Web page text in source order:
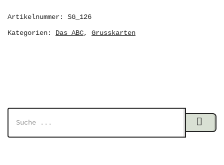
Artikelnummer: SG_126
Kategorien: Das ABC, Grusskarten